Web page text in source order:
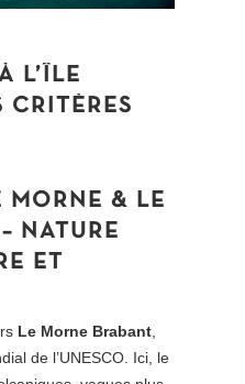
L’ÎLE
CRITÈRES
MORNE & LE
NATURE
ET
Le Morne Brabant
de l’UNESCO. Ici, le